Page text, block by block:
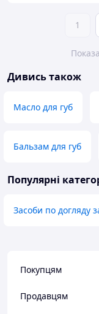
1
Дивись також
Масло для губ
Бальзам для губ
Популярні
Засоби по догляду
Покупцям
Продавцям